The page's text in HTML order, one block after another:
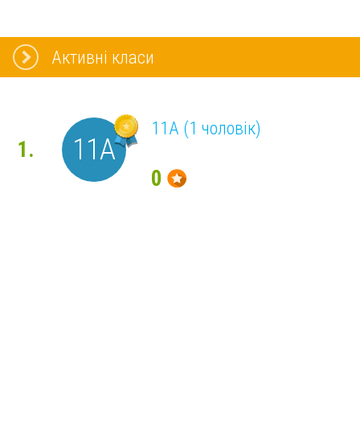
Активні класи
1. 11А
11А (1 чоловік)
0